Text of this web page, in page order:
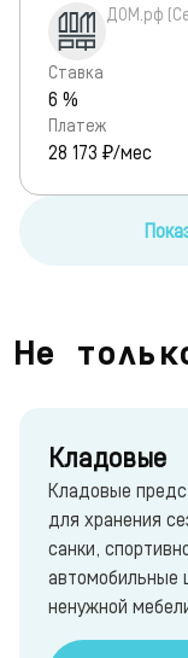
ДОМ.рф
Ставка
6 %
Платеж
28 173 ₽/мес
Не
Кладовые
Кладовые
для хранения
санки,
автомобильные
ненужной